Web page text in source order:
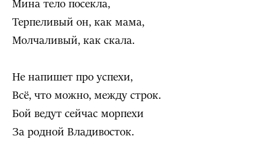
Мина тело посекла,
Терпеливый он, как мама,
Молчаливый, как скала.
Не напишет про успехи,
Всё, что можно, между строк.
Бой ведут сейчас морпехи
За родной Владивосток.